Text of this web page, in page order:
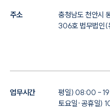
주소
충청남도 천안시
306호 법무법인(
업무시간
평일) 08:00 -
토요일·공휴일)